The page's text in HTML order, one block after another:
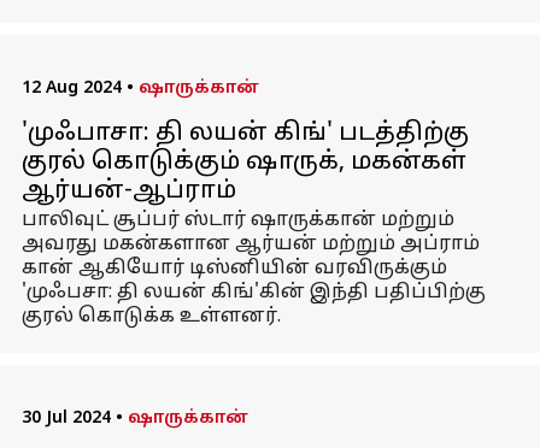
12 Aug 2024 • ஷாருக்கான்
'முஃபாசா: தி லயன் கிங்' படத்திற்கு
குரல் கொடுக்கும் ஷாருக், மகன்கள்
ஆர்யன்-ஆப்ராம்
பாலிவுட் சூப்பர் ஸ்டார் ஷாருக்கான் மற்றும்
அவரது மகன்களான ஆர்யன் மற்றும் அப்ராம்
கான் ஆகியோர் டிஸ்னியின் வரவிருக்கும்
'முஃபசா: தி லயன் கிங்'கின் இந்தி பதிப்பிற்கு
குரல் கொடுக்க உள்ளனர்.
30 Jul 2024 • ஷாருக்கான்